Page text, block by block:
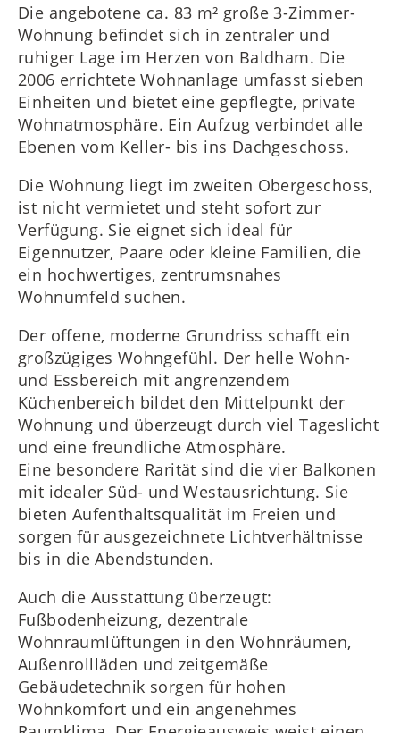
RU
Die angebotene ca. 83 m² große 3-Zimmer-
Wohnung befindet sich in zentraler und
ruhiger Lage im Herzen von Baldham. Die
2006 errichtete Wohnanlage umfasst sieben
Einheiten und bietet eine gepflegte, private
Wohnatmosphäre. Ein Aufzug verbindet alle
Ebenen vom Keller- bis ins Dachgeschoss.
Die Wohnung liegt im zweiten Obergeschoss,
ist nicht vermietet und steht sofort zur
Verfügung. Sie eignet sich ideal für
Eigennutzer, Paare oder kleine Familien, die
ein hochwertiges, zentrumsnahes
Wohnumfeld suchen.
Der offene, moderne Grundriss schafft ein
großzügiges Wohngefühl. Der helle Wohn-
und Essbereich mit angrenzendem
Küchenbereich bildet den Mittelpunkt der
Wohnung und überzeugt durch viel Tageslicht
und eine freundliche Atmosphäre.
Eine besondere Rarität sind die vier Balkonen
mit idealer Süd- und Westausrichtung. Sie
bieten Aufenthaltsqualität im Freien und
sorgen für ausgezeichnete Lichtverhältnisse
bis in die Abendstunden.
Auch die Ausstattung überzeugt:
Fußbodenheizung, dezentrale
Wohnraumlüftungen in den Wohnräumen,
Außenrollläden und zeitgemäße
Gebäudetechnik sorgen für hohen
Wohnkomfort und ein angenehmes